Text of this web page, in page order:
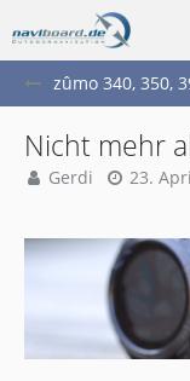
zûmo 340, 350,
Nicht mehr
Gerdi 23.